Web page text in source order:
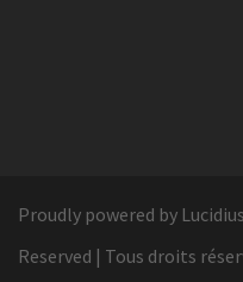
Proudly powered by
Reserved | Tous droits